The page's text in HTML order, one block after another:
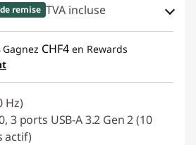
remise TVA incluse
en ligne :-CHF 59.75
:
Gagnez CHF4 en Rewards
Hz)
3 ports USB-A 3.2 Gen 2 (10
actif)